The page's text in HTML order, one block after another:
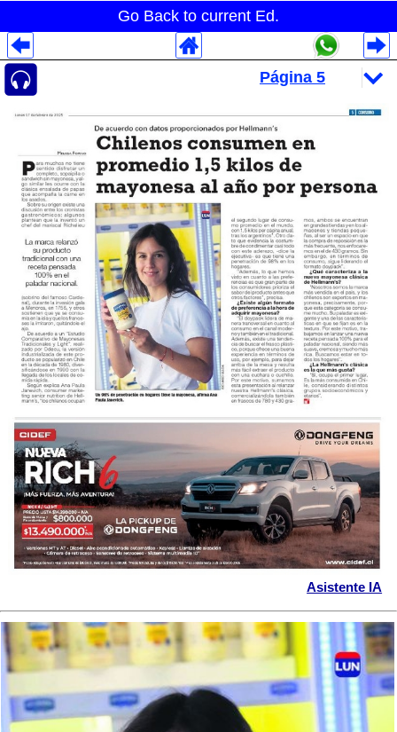
Go Back to current Ed.
Asistente IA
Despliegues Analytics
Despliegues por Rubros